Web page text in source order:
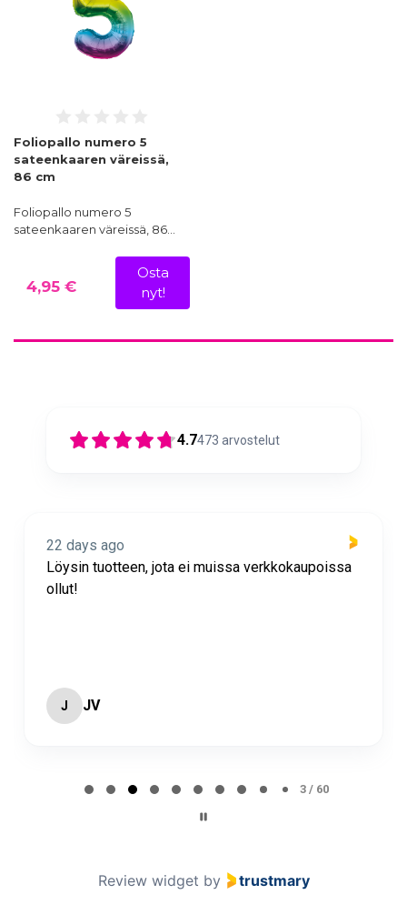
Foliopallo numero 5
sateenkaaren väreissä,
86 cm
Foliopallo numero 5
sateenkaaren väreissä, 86…
4,95 €
Osta
nyt!
4.7473 arvostelut
22 days ago
Löysin tuotteen, jota ei muissa verkkokaupoissa
ollut!
J JV
3 / 60
Review widget by trustmary